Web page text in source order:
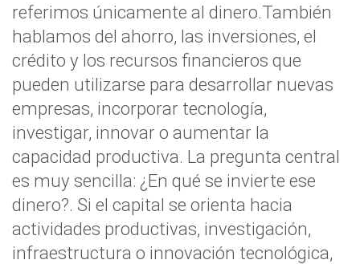
referimos únicamente al dinero.También
hablamos del ahorro, las inversiones, el
crédito y los recursos financieros que
pueden utilizarse para desarrollar nuevas
empresas, incorporar tecnología,
investigar, innovar o aumentar la
capacidad productiva. La pregunta central
es muy sencilla: ¿En qué se invierte ese
dinero?. Si el capital se orienta hacia
actividades productivas, investigación,
infraestructura o innovación tecnológica,